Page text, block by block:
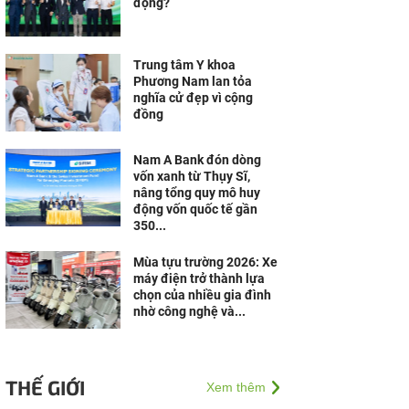
Trung tâm Y khoa
Phương Nam lan tỏa
nghĩa cử đẹp vì cộng
đồng
Nam A Bank đón dòng
vốn xanh từ Thụy Sĩ,
nâng tổng quy mô huy
động vốn quốc tế gần
350...
Mùa tựu trường 2026: Xe
máy điện trở thành lựa
chọn của nhiều gia đình
nhờ công nghệ và...
THẾ GIỚI Xem thêm